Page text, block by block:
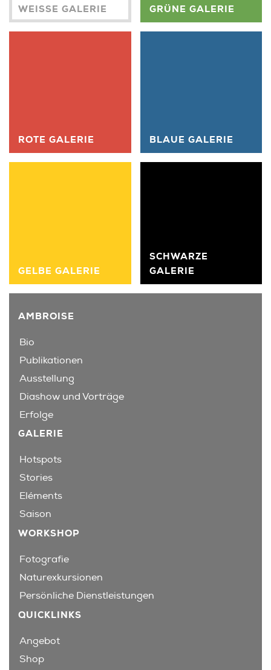
WEISSE GALERIE GRÜNE GALERIE
ROTE GALERIE BLAUE GALERIE
GELBE GALERIE
SCHWARZE
GALERIE
AMBROISE
Bio
Publikationen
Ausstellung
Diashow und Vorträge
Erfolge
GALERIE
Hotspots
Stories
Eléments
Saison
WORKSHOP
Fotografie
Naturexkursionen
Persönliche Dienstleistungen
QUICKLINKS
Angebot
Shop